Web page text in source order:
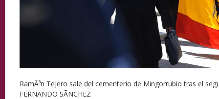
RamÃ³n Tejero sale del cementerio de Mingorrubio tras el
FERNANDO SÃNCHEZ